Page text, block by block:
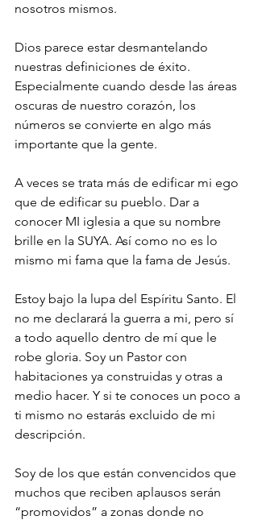
nosotros mismos.
Dios parece estar desmantelando
nuestras definiciones de éxito.
Especialmente cuando desde las áreas
oscuras de nuestro corazón, los
números se convierte en algo más
importante que la gente.
A veces se trata más de edificar mi ego
que de edificar su pueblo. Dar a
conocer MI iglesia a que su nombre
brille en la SUYA. Así como no es lo
mismo mi fama que la fama de Jesús.
Estoy bajo la lupa del Espíritu Santo. El
no me declarará la guerra a mi, pero sí
a todo aquello dentro de mí que le
robe gloria. Soy un Pastor con
habitaciones ya construidas y otras a
medio hacer. Y si te conoces un poco a
ti mismo no estarás excluido de mi
descripción.
Soy de los que están convencidos que
muchos que reciben aplausos serán
“promovidos” a zonas donde no